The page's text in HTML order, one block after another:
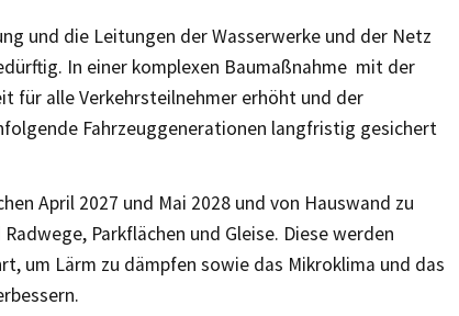
und die Leitungen der Wasserwerke und der Netz
In einer komplexen Baumaßnahme mit der
für alle Verkehrsteilnehmer erhöht und der
Fahrzeuggenerationen langfristig gesichert
April 2027 und Mai 2028 und von Hauswand zu
Parkflächen und Gleise. Diese werden
um Lärm zu dämpfen sowie das Mikroklima und das